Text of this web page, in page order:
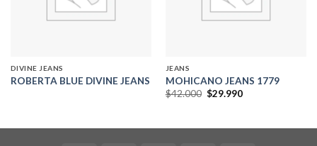
DIVINE JEANS
ROBERTA BLUE DIVINE JEANS
JEANS
MOHICANO JEANS 1779
$42.000 El
$42.000.
$29.990El
$29.990.